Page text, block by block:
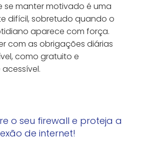
se manter motivado é uma
difícil, sobretudo quando o
aparece com força.
com as obrigações diárias
como gratuito e
o seu firewall e proteja a
de internet!